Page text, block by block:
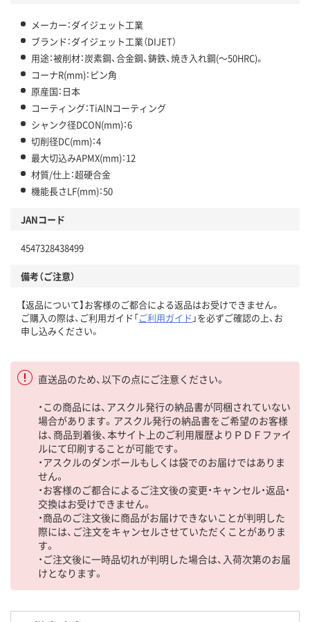
メーカー：ダイジェット工業
ブランド：ダイジェット工業（DIJET）
用途：被削材：炭素鋼、合金鋼、鋳鉄、焼き入れ鋼(～50HRC)。
コーナR(mm)：ピン角
原産国：日本
コーティング：TiAlNコーティング
シャンク径DCON(mm)：6
切削径DC(mm)：4
最大切込みAPMX(mm)：12
材質/仕上：超硬合金
機能長さLF(mm)：50
JANコード
4547328438499
備考（ご注意）
【返品について】お客様のご都合による返品はお受けできません。
ご購入の際は、ご利用ガイド「ご利用ガイド 」を必ずご確認の上、お
申し込みください。
直送品のため、以下の点にご注意ください。
・この商品には、アスクル発行の納品書が同梱されていない
場合があります。アスクル発行の納品書をご希望のお客様
は、商品到着後、本サイト上のご利用履歴よりＰＤＦファイ
ルにて印刷することが可能です。
・アスクルのダンボールもしくは袋でのお届けではありま
せん。
・お客様のご都合によるご注文後の変更・キャンセル・返品・
交換はお受けできません。
・商品のご注文後に商品がお届けできないことが判明した
際には、ご注文をキャンセルさせていただくことがありま
す。
・ご注文後に一時品切れが判明した場合は、入荷次第のお届
けとなります。